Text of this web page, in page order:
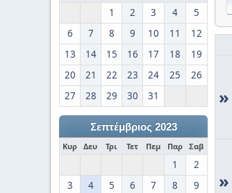
1 2 3 4
5
6
7 8 9 10 11
12
13
14 15 16 17 18
19
20
21 22 23 24 25
26
27
28 29 30 31
Σεπτέμβριος 2023
Κυρ Δευ Τρι Τετ Πεμ Παρ Σαβ
1
2
3
4 5 6 7 8
9
»
»